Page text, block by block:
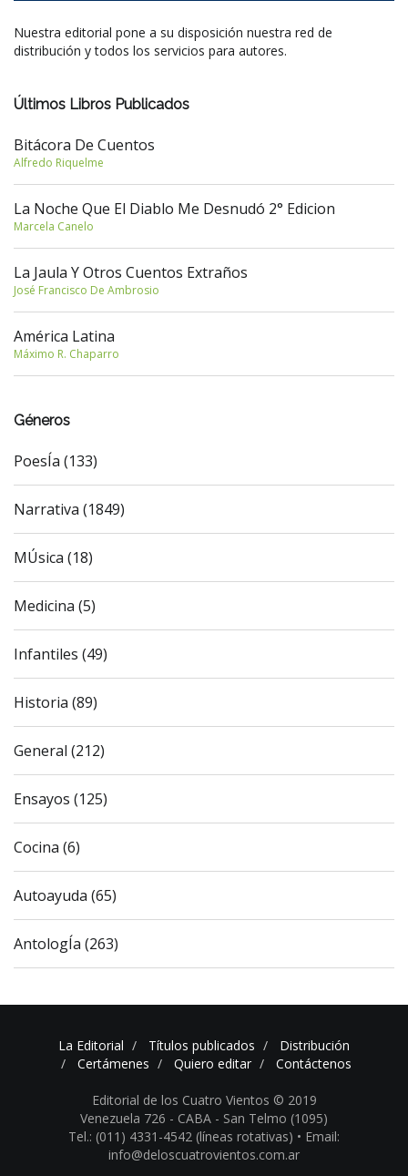
Nuestra editorial pone a su disposición nuestra red de
distribución y todos los servicios para autores.
Últimos Libros Publicados
Bitácora De Cuentos
Alfredo Riquelme
La Noche Que El Diablo Me Desnudó 2° Edicion
Marcela Canelo
La Jaula Y Otros Cuentos Extraños
José Francisco De Ambrosio
América Latina
Máximo R. Chaparro
Géneros
PoesÍa (133)
Narrativa (1849)
MÚsica (18)
Medicina (5)
Infantiles (49)
Historia (89)
General (212)
Ensayos (125)
Cocina (6)
Autoayuda (65)
AntologÍa (263)
La Editorial Títulos publicados
Distribución
Certámenes
Quiero editar Contáctenos
Editorial de los Cuatro Vientos © 2019
Venezuela 726 - CABA - San Telmo (1095)
Tel.: (011) 4331-4542 (líneas rotativas) • Email:
info@deloscuatrovientos.com.ar